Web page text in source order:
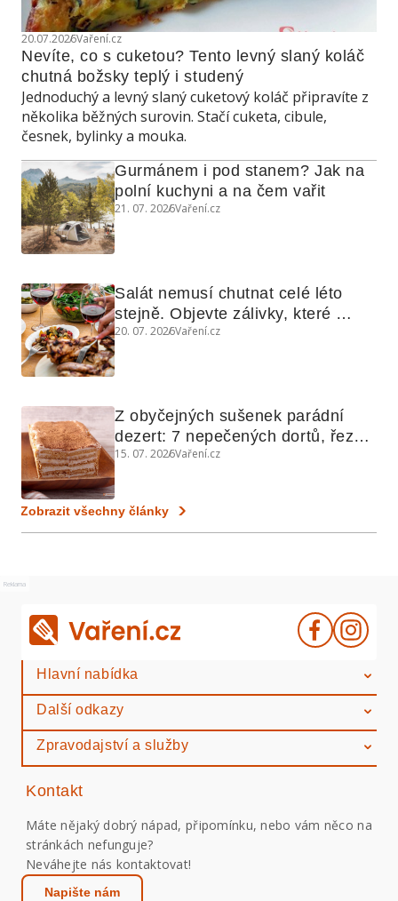
20.07.2026Vaření.cz
Nevíte, co s cuketou? Tento levný slaný koláč
chutná božsky teplý i studený
Jednoduchý a levný slaný cuketový koláč připravíte z
několika běžných surovin. Stačí cuketa, cibule,
česnek, bylinky a mouka.
Gurmánem i pod stanem? Jak na
polní kuchyni a na čem vařit
21. 07. 2026Vaření.cz
Salát nemusí chutnat celé léto
stejně. Objevte zálivky, které
využijete i na maso, nudle nebo
20. 07. 2026Vaření.cz
Z obyčejných sušenek parádní
dezert: 7 nepečených dortů, řezů
a koláčů
15. 07. 2026Vaření.cz
Zobrazit všechny články
Reklama
Hlavní nabídka
Další odkazy
Zpravodajství a služby
Kontakt
Máte nějaký dobrý nápad, připomínku, nebo vám něco na
stránkách nefunguje?
Neváhejte nás kontaktovat!
Napište nám